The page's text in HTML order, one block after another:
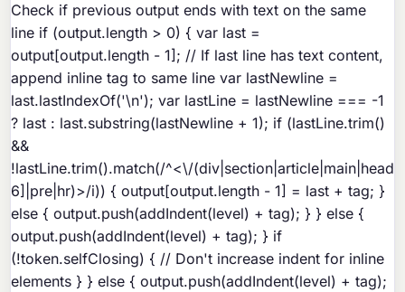
Check if previous output ends with text on the same
line if (output.length > 0) { var last =
output[output.length - 1]; // If last line has text content,
append inline tag to same line var lastNewline =
last.lastIndexOf('\n'); var lastLine = lastNewline === -1
? last : last.substring(lastNewline + 1); if (lastLine.trim()
&&
!lastLine.trim().match(/^<\/
6]|pre|hr)>/i)) { output[output.length - 1] = last + tag; }
else { output.push(addIndent(level) + tag); } } else {
output.push(addIndent(level) + tag); } if
(!token.selfClosing) { // Don't increase indent for inline
elements } } else { output.push(addIndent(level) + tag);